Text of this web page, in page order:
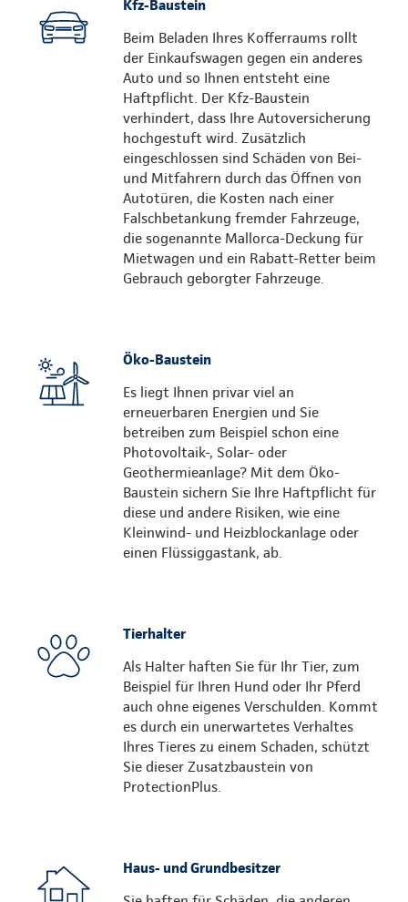
Kfz-Baustein
Beim Beladen Ihres Kofferraums rollt
der Einkaufswagen gegen ein anderes
Auto und so Ihnen entsteht eine
Haftpflicht. Der Kfz-Baustein
verhindert, dass Ihre Autoversicherung
hochgestuft wird. Zusätzlich
eingeschlossen sind Schäden von Bei-
und Mitfahrern durch das Öffnen von
Autotüren, die Kosten nach einer
Falschbetankung fremder Fahrzeuge,
die sogenannte Mallorca-Deckung für
Mietwagen und ein Rabatt-Retter beim
Gebrauch geborgter Fahrzeuge.
Öko-Baustein
Es liegt Ihnen privar viel an
erneuerbaren Energien und Sie
betreiben zum Beispiel schon eine
Photovoltaik-, Solar- oder
Geothermieanlage? Mit dem Öko-
Baustein sichern Sie Ihre Haftpflicht für
diese und andere Risiken, wie eine
Kleinwind- und Heizblockanlage oder
einen Flüssiggastank, ab.
Tierhalter
Als Halter haften Sie für Ihr Tier, zum
Beispiel für Ihren Hund oder Ihr Pferd
auch ohne eigenes Verschulden. Kommt
es durch ein unerwartetes Verhaltes
Ihres Tieres zu einem Schaden, schützt
Sie dieser Zusatzbaustein von
ProtectionPlus.
Haus- und Grundbesitzer